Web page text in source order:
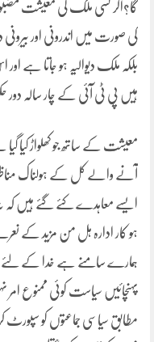
گا؟اگر کسی ملک کی معیشت مضبوط
کی صورت میں اندرونی اور
بلکہ ملک دیوالیہ ہو جاتا ہے
ہیں پی ٹی آئی کے چار سالہ دور
معیشت کے ساتھ جو کھلواڑ کیا
آنے والے کل کے ہولناک
ایسے معاہدے کئے گئے ہیں کہ
ہو کار ادارہ ہل من مزید کے
ہمارے سامنے ہے خدا کے لئے
پہنچائیں سیاست کوئی ممنوع
مطابق سیاسی جماعتوں کو